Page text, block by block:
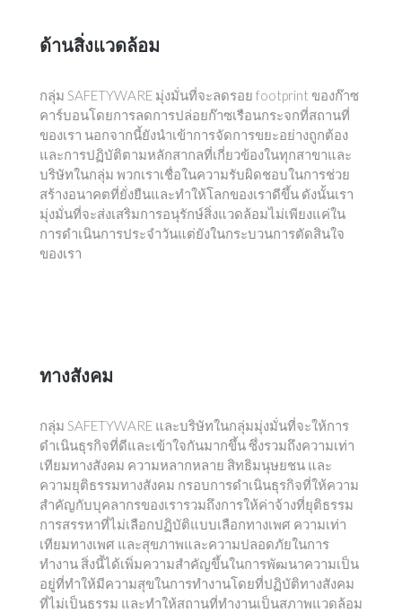
ด้านสิ่งแวดล้อม
กลุ่ม SAFETYWARE มุ่งมั่นที่จะลดรอย footprint ของก๊าซ
คาร์บอนโดยการลดการปล่อยก๊าซเรือนกระจกที่สถานที่
ของเรา นอกจากนี้ยังนำเข้าการจัดการขยะอย่างถูกต้อง
และการปฏิบัติตามหลักสากลที่เกี่ยวข้องในทุกสาขาและ
บริษัทในกลุ่ม พวกเราเชื่อในความรับผิดชอบในการช่วย
สร้างอนาคตที่ยั่งยืนและทำให้โลกของเราดีขึ้น ดังนั้นเรา
มุ่งมั่นที่จะส่งเสริมการอนุรักษ์สิ่งแวดล้อมไม่เพียงแค่ใน
การดำเนินการประจำวันแต่ยังในกระบวนการตัดสินใจ
ของเรา
ทางสังคม
กลุ่ม SAFETYWARE และบริษัทในกลุ่มมุ่งมั่นที่จะให้การ
ดำเนินธุรกิจที่ดีและเข้าใจกันมากขึ้น ซึ่งรวมถึงความเท่า
เทียมทางสังคม ความหลากหลาย สิทธิมนุษยชน และ
ความยุติธรรมทางสังคม กรอบการดำเนินธุรกิจที่ให้ความ
สำคัญกับบุคลากรของเรารวมถึงการให้ค่าจ้างที่ยุติธรรม
การสรรหาที่ไม่เลือกปฏิบัติแบบเลือกทางเพศ ความเท่า
เทียมทางเพศ และสุขภาพและความปลอดภัยในการ
ทำงาน สิ่งนี้ได้เพิ่มความสำคัญขึ้นในการพัฒนาความเป็น
อยู่ที่ทำให้มีความสุขในการทำงานโดยที่ปฏิบัติทางสังคม
ที่ไม่เป็นธรรม และทำให้สถานที่ทำงานเป็นสภาพแวดล้อม